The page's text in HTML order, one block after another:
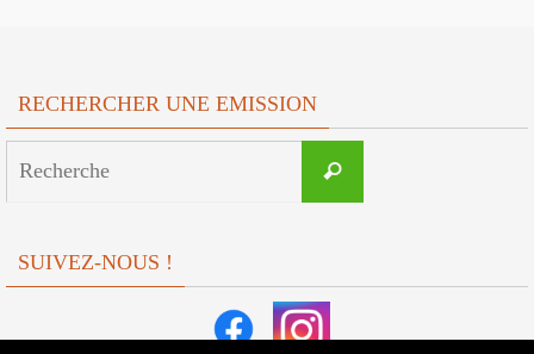
RECHERCHER UNE EMISSION
Recherche
SUIVEZ-NOUS !